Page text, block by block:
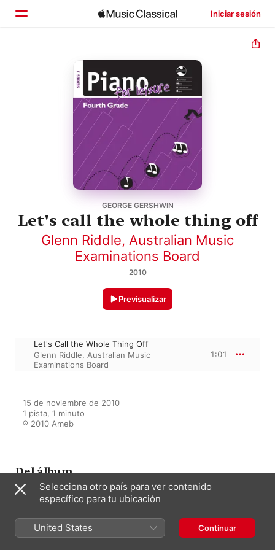
Iniciar sesión
Explorar
GEORGE GERSHWIN
Let's call the whole thing off
Glenn Riddle, Australian Music
Examinations Board
2010
Previsualizar
Let's Call the Whole Thing Off
Glenn Riddle, Australian Music
Examinations Board
1:01
15 de noviembre de 2010
1 pista, 1 minuto
℗ 2010 Ameb
Del álbum
3 Grade 4
Olga Kharitonova , Joe Chindamo,
Selecciona otro país para ver contenido
específico para tu ubicación
United States Continuar